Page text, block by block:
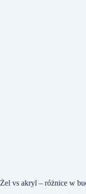
Żel vs akryl – różnice w